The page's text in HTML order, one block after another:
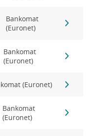
Bankomat
(Euronet)
Bankomat
(Euronet)
(Euronet)
Bankomat
(Euronet)